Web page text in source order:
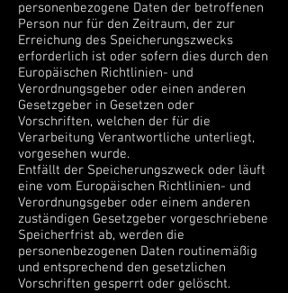
personenbezogene Daten der betroffenen
Person nur für den Zeitraum, der zur
Erreichung des Speicherungszwecks
erforderlich ist oder sofern dies durch den
Europäischen Richtlinien- und
Verordnungsgeber oder einen anderen
Gesetzgeber in Gesetzen oder
Vorschriften, welchen der für die
Verarbeitung Verantwortliche unterliegt,
vorgesehen wurde.
Entfällt der Speicherungszweck oder läuft
eine vom Europäischen Richtlinien- und
Verordnungsgeber oder einem anderen
zuständigen Gesetzgeber vorgeschriebene
Speicherfrist ab, werden die
personenbezogenen Daten routinemäßig
und entsprechend den gesetzlichen
Vorschriften gesperrt oder gelöscht.